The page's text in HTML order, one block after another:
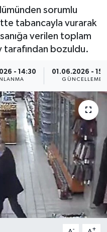
sorumlu
tabancayla vurarak
verilen toplam
tarafından bozuldu.
- 14:30 01.06.2026 -
GÜNCELLEME
- +